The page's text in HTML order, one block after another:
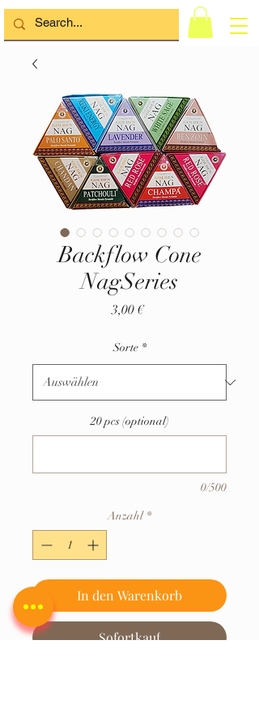
Backflow Cone
NagSeries
3,00 €Preis
Sorte *
20 pcs (optional)
0/500
Anzahl *
In den Warenkorb
Sofortkauf